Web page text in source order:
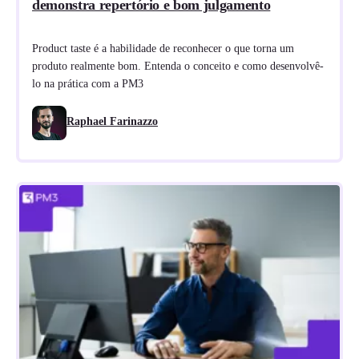
demonstra repertório e bom julgamento
Product taste é a habilidade de reconhecer o que torna um
produto realmente bom. Entenda o conceito e como desenvolvê-
lo na prática com a PM3
Raphael Farinazzo